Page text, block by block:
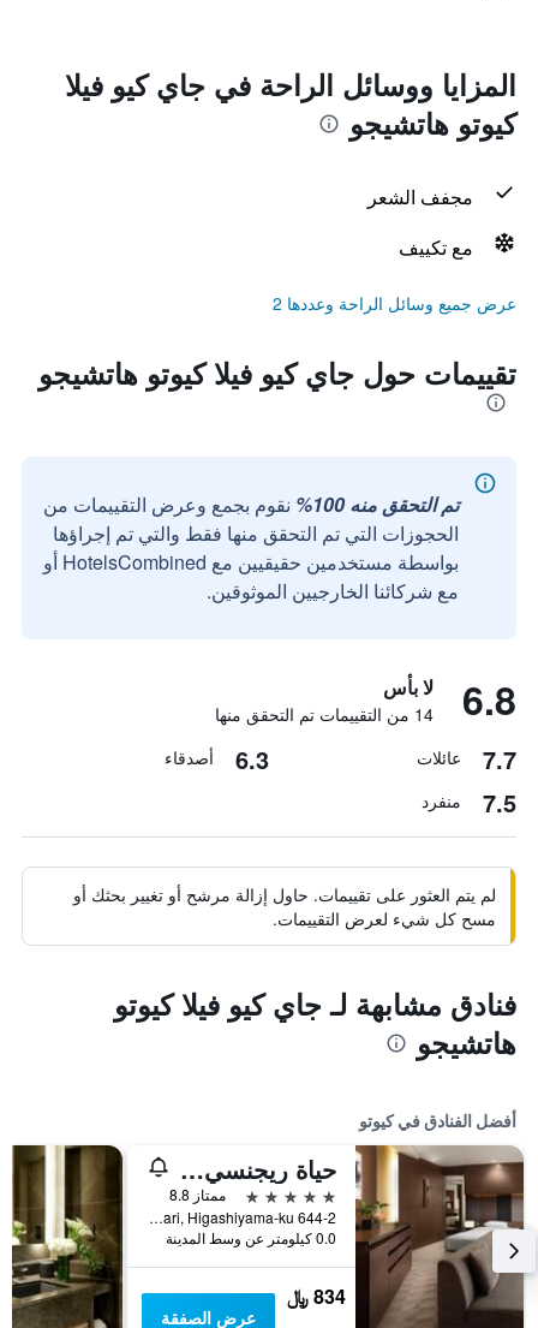
المزايا ووسائل الراحة في جاي كيو فيلا
كيوتو هاتشيجو
مجفف الشعر
مع تكييف
عرض جميع وسائل الراحة وعددها 2
تقييمات حول جاي كيو فيلا كيوتو هاتشيجو
تم التحقق منه 100%
نقوم بجمع وعرض التقييمات من
الحجوزات التي تم التحقق منها فقط والتي تم إجراؤها
بواسطة مستخدمين حقيقيين مع HotelsCombined أو
مع شركائنا الخارجيين الموثوقين.
6.8 لا بأس
14 من التقييمات تم التحقق منها
7.7 عائلات 6.3 أصدقاء
7.5 منفرد
لم يتم العثور على تقييمات. حاول إزالة مرشح أو تغيير بحثك أو
مسح كل شيء لعرض التقييمات.
فنادق مشابهة لـ جاي كيو فيلا كيوتو
هاتشيجو
أفضل الفنادق في كيوتو
حياة ريجنسي كيوتو
5 نجوم
ممتاز 8.8
644-2 Sanjusangendo-Mawari, Higashiyama-ku, كيوتو, اليابان
0.0 كيلومتر عن وسط المدينة
834 ﷼
عرض الصفقة